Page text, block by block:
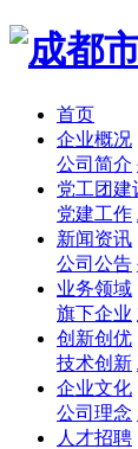
首页
企业概况
公司简介
党工团建
党建工作
新闻资讯
公司公告
业务领域
旗下企业
创新创优
技术创新
企业文化
公司理念
人才招聘